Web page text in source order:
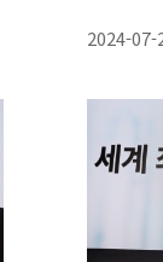
2024-07-